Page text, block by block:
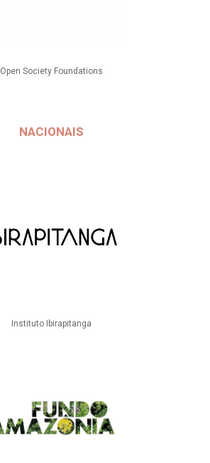
Open Society Foundations
NACIONAIS
Instituto Ibirapitanga